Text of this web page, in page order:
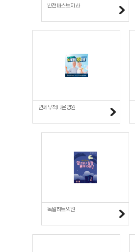
인천퍼스트치과
연세무척나은병원
독일하트의원